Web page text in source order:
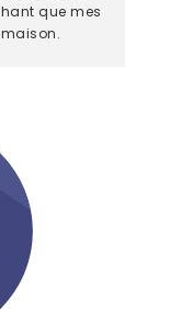
que mes